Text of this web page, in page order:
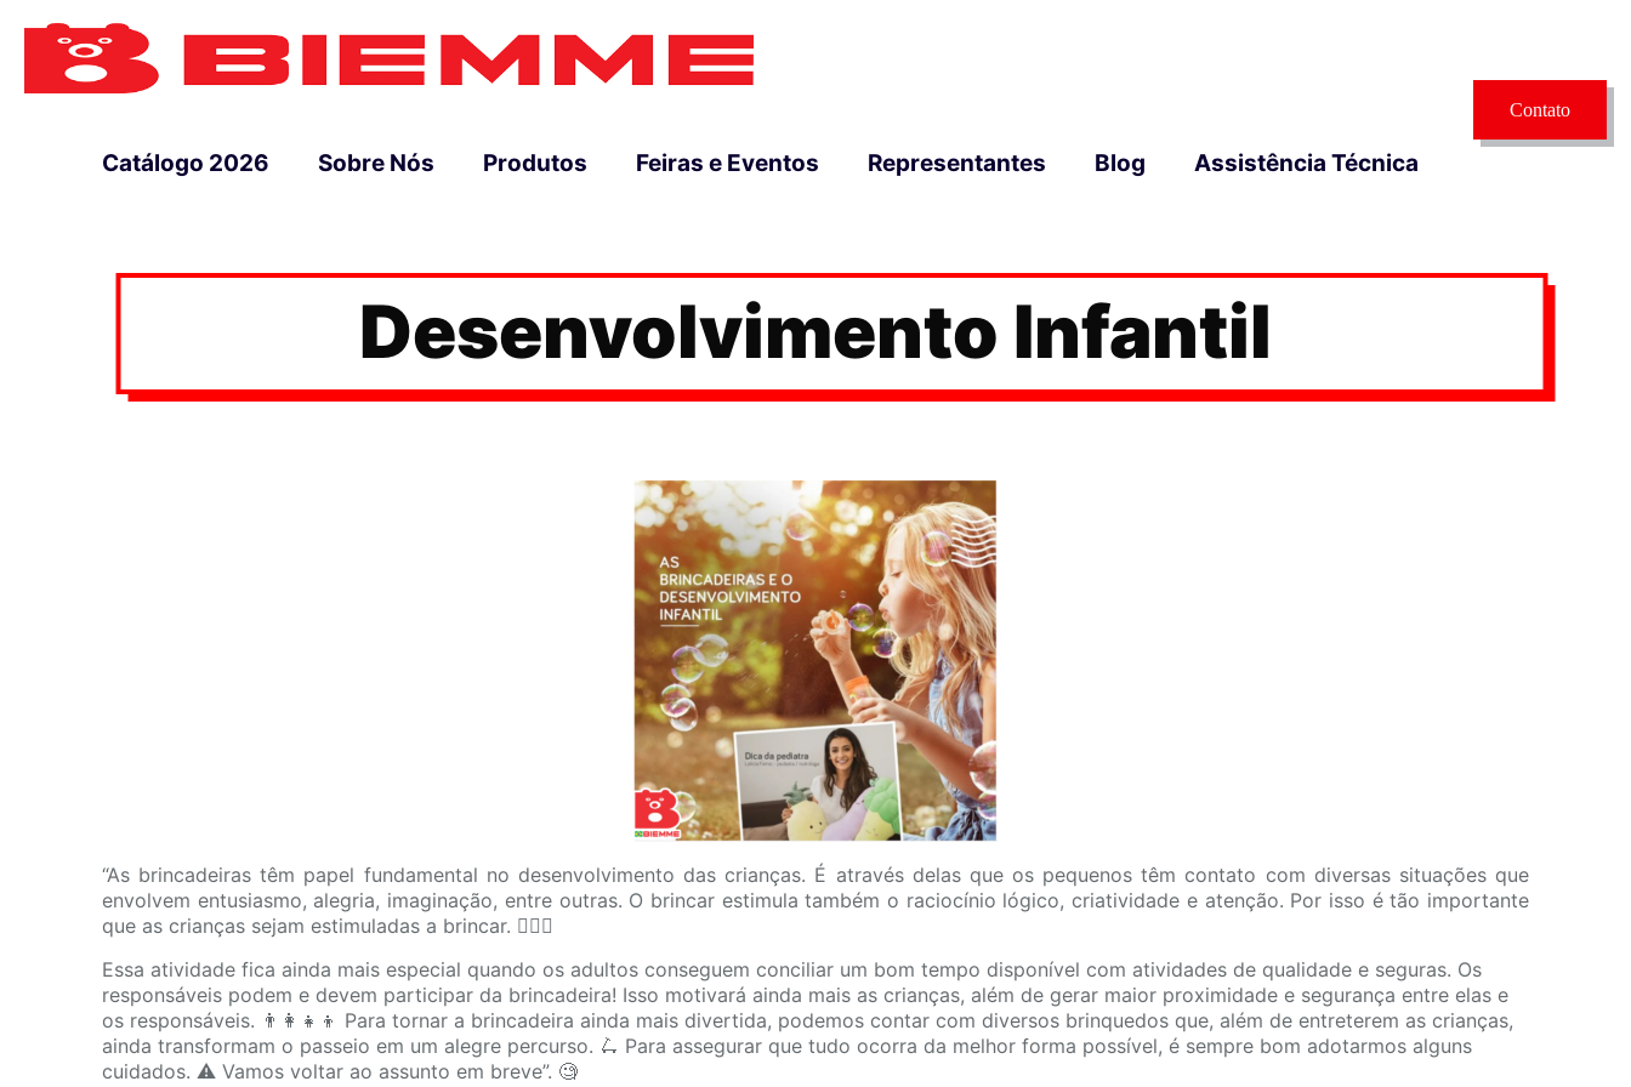
Catálogo 2026 Sobre Nós Produtos Feiras e Eventos Representantes Blog Assistência Técnica
Contato
Desenvolvimento Infantil
“As brincadeiras têm papel fundamental no desenvolvimento das crianças. É através delas que os pequenos têm contato com diversas situações que
envolvem entusiasmo, alegria, imaginação, entre outras. O brincar estimula também o raciocínio lógico, criatividade e atenção. Por isso é tão importante
que as crianças sejam estimuladas a brincar. 🤸🏻‍♀️
Essa atividade fica ainda mais especial quando os adultos conseguem conciliar um bom tempo disponível com atividades de qualidade e seguras. Os
responsáveis podem e devem participar da brincadeira! Isso motivará ainda mais as crianças, além de gerar maior proximidade e segurança entre elas e
os responsáveis. 👨‍👩‍👧‍👦 Para tornar a brincadeira ainda mais divertida, podemos contar com diversos brinquedos que, além de entreterem as crianças,
ainda transformam o passeio em um alegre percurso. 🛴 Para assegurar que tudo ocorra da melhor forma possível, é sempre bom adotarmos alguns
cuidados. ⚠️ Vamos voltar ao assunto em breve”. 🧐